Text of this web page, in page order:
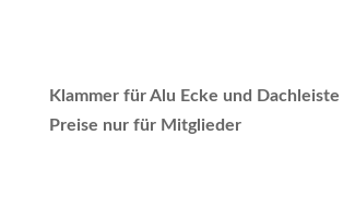
Klammer für Alu Ecke und Dachleiste
Preise nur für Mitglieder